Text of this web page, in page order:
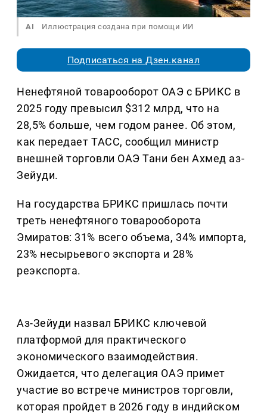
AI Иллюстрация создана при помощи ИИ
Подписаться на Дзен.канал
Ненефтяной товарооборот ОАЭ с БРИКС в
2025 году превысил $312 млрд, что на
28,5% больше, чем годом ранее. Об этом,
как передает ТАСС, сообщил министр
внешней торговли ОАЭ Тани бен Ахмед аз-
Зейуди.
На государства БРИКС пришлась почти
треть ненефтяного товарооборота
Эмиратов: 31% всего объема, 34% импорта,
23% несырьевого экспорта и 28%
реэкспорта.
Аз-Зейуди назвал БРИКС ключевой
платформой для практического
экономического взаимодействия.
Ожидается, что делегация ОАЭ примет
участие во встрече министров торговли,
которая пройдет в 2026 году в индийском